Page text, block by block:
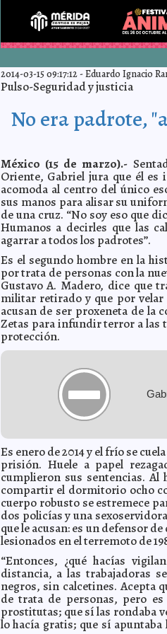
2014-03-15 09:17:12-Eduardo Ignacio
Pulso-Seguridad y justicia
No era padrote,
México (15 de marzo).-
Oriente, Gabriel jura que él es
acomoda al centro del único
sus manos para alisar su
de una cruz. “No soy eso que
Humanos a decirles que las
agarrar a todos los padrotes”.
Es el segundo hombre en la
por trata de personas con la
Gustavo A. Madero, dice que
militar retirado y que por velar
acusan de ser proxeneta de la
Zetas para infundir terror a las
protección.
Es enero de 2014 y el frío se
prisión. Huele a papel
cumplieron sus sentencias. Al
compartir el dormitorio ocho
cuerpo robusto se estremece
dos policías y una
que le acusan: es un defensor
lesionados en el terremoto de
“Entonces, ¿qué hacías
distancia, a las trabajadoras
negros, sin calcetines. Acepta
de trata de personas, pero
prostitutas; que sí las rondaba
lo hacía gratis; que sí apuntaba